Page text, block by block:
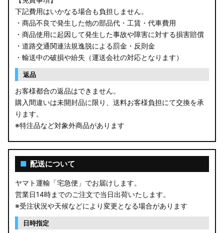
GU クロストレック
GU インプレッサ
VN5 VNH レヴォーグ / レイバック
ZD8 BRZ
ZC6 BRZ
URJ201 LX570
AGL10W RX450h
USF/UVF4# LS600h
JF5/6 N-BOX カスタム
MK94S/MK54S スペーシア / カスタム
下記費用はいかなる場合も負担しません。
・商品不良で発生した他の部品代・工賃・代車費用
・商品使用に起因して発生した事故や障害に対する損害賠償
・道路交通関連法規逸脱による罰金・反則金
・輸送中の破損や紛失（運送会社の対応となります）
返品
お客様都合の返品はできません。
購入間違いは未開封品に限り、送料お客様負担にて交換を承
ります。
※特注品など対象外商品があります
■ 配送について
ヤマト運輸「宅急便」でお届けします。
営業日14時までのご注文で当日出荷いたします。
※受注状況や天候などにより変更となる場合があります
日時指定